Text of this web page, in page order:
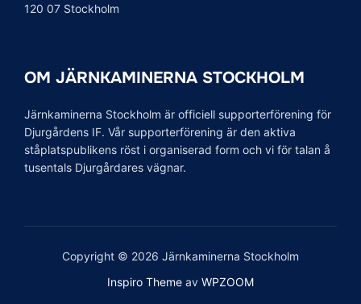
120 07 Stockholm
OM JÄRNKAMINERNA STOCKHOLM
Järnkaminerna Stockholm är officiell supporterförening för
Djurgårdens IF. Vår supporterförening är den aktiva
ståplatspublikens röst i organiserad form och vi för talan å
tusentals Djurgårdares vägnar.
Copyright © 2026 Järnkaminerna Stockholm
Inspiro Theme av WPZOOM